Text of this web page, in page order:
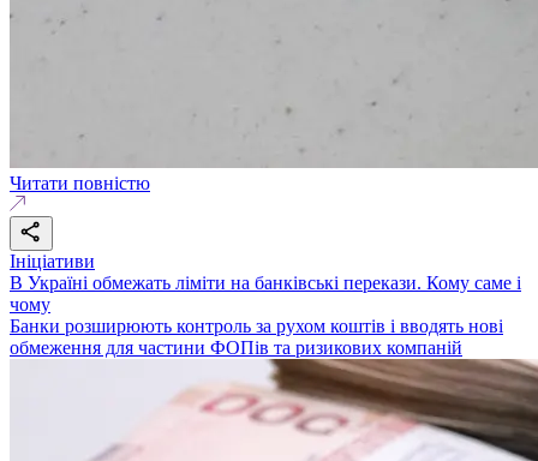
Читати повністю
Ініціативи
В Україні обмежать ліміти на банківські перекази. Кому саме і
чому
Банки розширюють контроль за рухом коштів і вводять нові
обмеження для частини ФОПів та ризикових компаній